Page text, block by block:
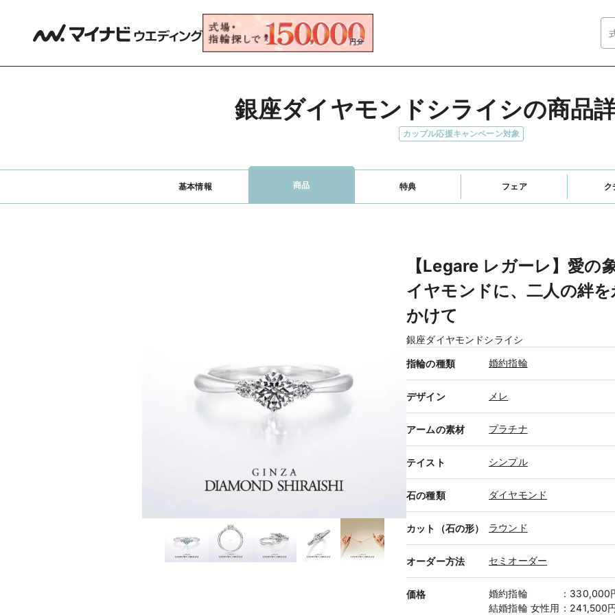
銀座ダイヤモンドシライシの商品
カップル応援キャンペーン対象
基本情報 商品 特典 フェア ク
【Legare レガーレ】愛の
イヤモンドに、二人の絆
かけて
銀座ダイヤモンドシライシ
指輪の種類 婚約指輪
デザイン メレ
アームの素材 プラチナ
テイスト シンプル
石の種類 ダイヤモンド
カット（石の形） ラウンド
オーダー方法 セミオーダー
価格 婚約指輪 ： 330,000
結婚指輪 女性用 ： 241,500